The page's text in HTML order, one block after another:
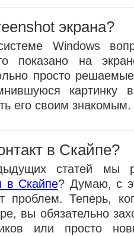
экрана?
Windows
показано на
просто
картинку
его своим знакомым.
в Скайпе?
статей мы
в Скайпе? Думаю, с
проблем. Теперь,
вы обязательно
или просто